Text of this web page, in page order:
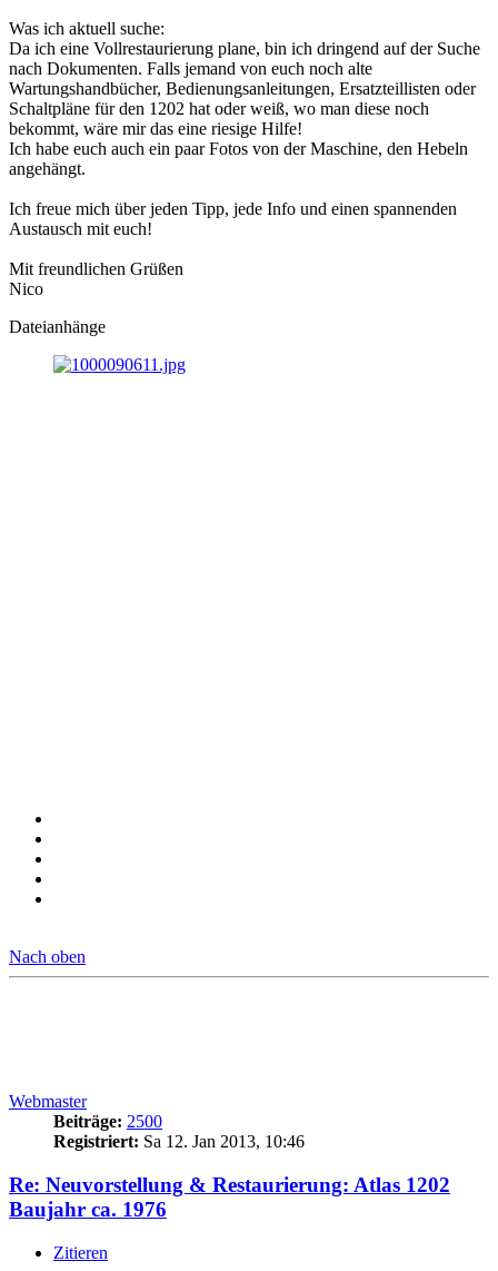
​Was ich aktuell suche:
Da ich eine Vollrestaurierung plane, bin ich dringend auf der Suche
nach Dokumenten. Falls jemand von euch noch alte
Wartungshandbücher, Bedienungsanleitungen, Ersatzteillisten oder
Schaltpläne für den 1202 hat oder weiß, wo man diese noch
bekommt, wäre mir das eine riesige Hilfe!
​Ich habe euch auch ein paar Fotos von der Maschine, den Hebeln
angehängt.
​Ich freue mich über jeden Tipp, jede Info und einen spannenden
Austausch mit euch!
​Mit freundlichen Grüßen
Nico
Dateianhänge
Nach oben
Webmaster
Beiträge: 2500
Registriert: Sa 12. Jan 2013, 10:46
Re: Neuvorstellung & Restaurierung: Atlas 1202
Baujahr ca. 1976
Zitieren